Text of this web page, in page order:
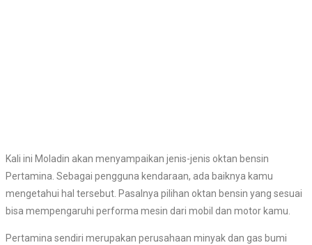
Kali ini Moladin akan menyampaikan jenis-jenis oktan bensin
Pertamina. Sebagai pengguna kendaraan, ada baiknya kamu
mengetahui hal tersebut. Pasalnya pilihan oktan bensin yang sesuai
bisa mempengaruhi performa mesin dari mobil dan motor kamu.
Pertamina sendiri merupakan perusahaan minyak dan gas bumi